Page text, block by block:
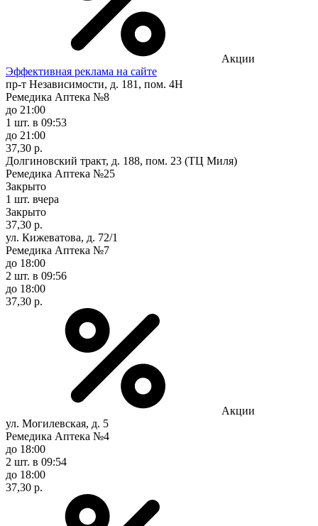
Акции
Эффективная реклама на сайте
пр-т Независимости, д. 181, пом. 4Н
Ремедика Аптека №8
до 21:00
1 шт. в 09:53
до 21:00
37,30 р.
Долгиновский тракт, д. 188, пом. 23 (ТЦ Миля)
Ремедика Аптека №25
Закрыто
1 шт. вчера
Закрыто
37,30 р.
ул. Кижеватова, д. 72/1
Ремедика Аптека №7
до 18:00
2 шт. в 09:56
до 18:00
37,30 р.
Акции
ул. Могилевская, д. 5
Ремедика Аптека №4
до 18:00
2 шт. в 09:54
до 18:00
37,30 р.